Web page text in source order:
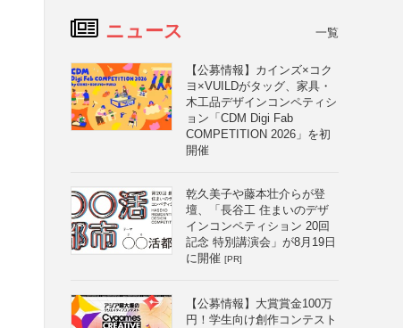
ニュース 一覧
【公募情報】カインズ×コク
ヨ×VUILDがタッグ、家具・
木工品デザインコンペティシ
ョン「CDM Digi Fab
COMPETITION 2026」を初
開催
乾久美子や藤本壮介らが登
壇、「長谷工 住まいのデザ
インコンペティション 20回
記念 特別講演会」が8月19日
に開催 [PR]
【公募情報】大賞賞金100万
円！学生向け創作コンテスト